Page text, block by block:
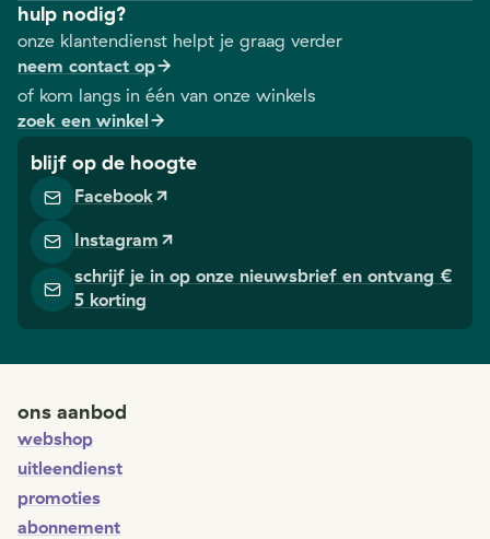
hulp nodig?
onze klantendienst helpt je graag verder
neem contact op
of kom langs in één van onze winkels
zoek een winkel
blijf op de hoogte
Facebook
Instagram
schrijf je in op onze nieuwsbrief en ontvang €
5 korting
ons aanbod
webshop
uitleendienst
promoties
abonnement